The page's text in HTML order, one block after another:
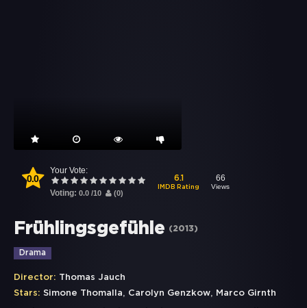
0.0
Your Vote:
Voting: 0.0 /10 (0)
6.1
IMDB Rating
66
Views
Frühlingsgefühle (2013)
Drama
Director: Thomas Jauch
Stars: Simone Thomalla, Carolyn Genzkow, Marco Girnth